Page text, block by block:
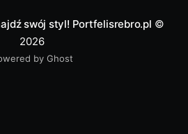
swój styl! Portfelisrebro.pl ©
2026
by Ghost